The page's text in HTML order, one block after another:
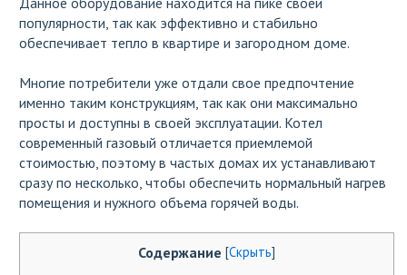
популярности, так как эффективно и стабильно
обеспечивает тепло в квартире и загородном доме.
Многие потребители уже отдали свое предпочтение
именно таким конструкциям, так как они максимально
просты и доступны в своей эксплуатации. Котел
современный газовый отличается приемлемой
стоимостью, поэтому в частых домах их устанавливают
сразу по несколько, чтобы обеспечить нормальный нагрев
помещения и нужного объема горячей воды.
Содержание [Скрыть]